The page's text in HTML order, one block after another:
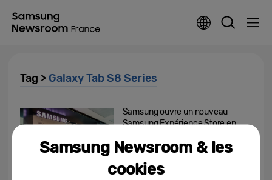
Tag > Galaxy Tab S8 Series
Samsung ouvre un nouveau
Samsung Expérience Store en
Samsung Newsroom & les
cookies